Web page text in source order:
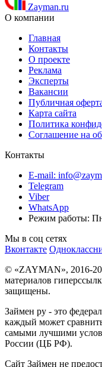
Zayman.ru
О компании
Главная
Контакты
О проекте
Реклама
Эксперты
Вакансии
Публичная
Карта сайта
Политика
Соглашение на
Контакты
E-mail:
Telegram
Viber
WhatsApp
Режим работы:
Мы в соц сетях
Вконтакте
© «ZAYMAN», 2016-
материалов
защищены.
Займен ру - это
каждый может
самыми лучшими
России (ЦБ РФ).
Сайт Займен не